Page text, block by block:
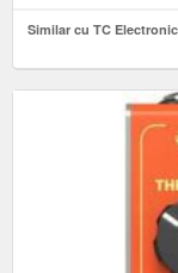
Similar cu TC